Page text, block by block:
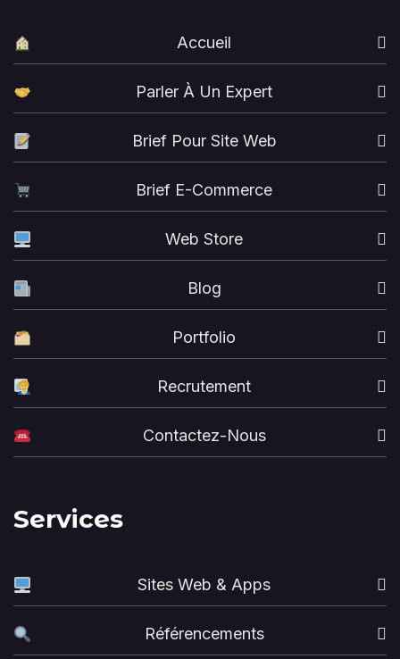
Accueil
Parler À Un Expert
Brief Pour Site Web
Brief E-Commerce
Web Store
Blog
Portfolio
Recrutement
Contactez-Nous
Services
Sites Web & Apps
Référencements